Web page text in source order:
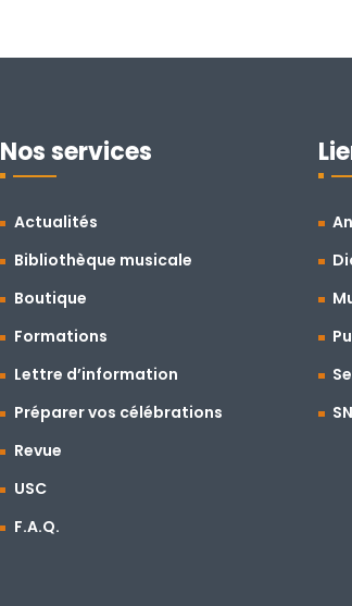
Nos services
Actualités
Bibliothèque musicale
Boutique
Formations
Lettre d’information
Préparer vos célébrations
Revue
USC
F.A.Q.